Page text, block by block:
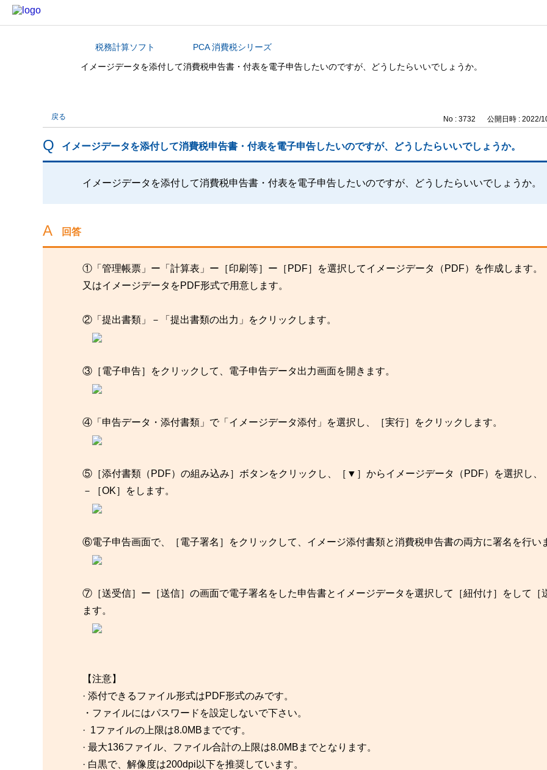
カテゴリから探す税務計算ソフト
PCA 消費税シリーズ
イメージデータを添付して消費税申告書・付表を電子申告したいのですが、どうしたらいいでしょうか。
戻る No : 3732 公開日時 : 2022/
イメージデータを添付して消費税申告書・付表を電子申告したいのですが、どうしたらいいでしょうか。
イメージデータを添付して消費税申告書・付表を電子申告したいのですが、どうしたらいいでしょうか。
回答
①「管理帳票」ー「計算表」ー［印刷等］ー［PDF］を選択してイメージデータ（PDF）を作成します。
又はイメージデータをPDF形式で用意します。
②「提出書類」－「提出書類の出力」をクリックします。
③［電子申告］をクリックして、電子申告データ出力画面を開きます。
④「申告データ・添付書類」で「イメージデータ添付」を選択し、［実行］をクリックします。
⑤［添付書類（PDF）の組み込み］ボタンをクリックし、［▼］からイメージデータ（PDF）を選択し、
－［OK］をします。
⑥電子申告画面で、［電子署名］をクリックして、イメージ添付書類と消費税申告書の両方に署名を行い
⑦［送受信］ー［送信］の画面で電子署名をした申告書とイメージデータを選択して［紐付け］をして［
ます。
【注意】
· 添付できるファイル形式はPDF形式のみです。
・ファイルにはパスワードを設定しないで下さい。
· 1ファイルの上限は8.0MBまでです。
· 最大136ファイル、ファイル合計の上限は8.0MBまでとなります。
· 白黒で、解像度は200dpi以下を推奨しています。